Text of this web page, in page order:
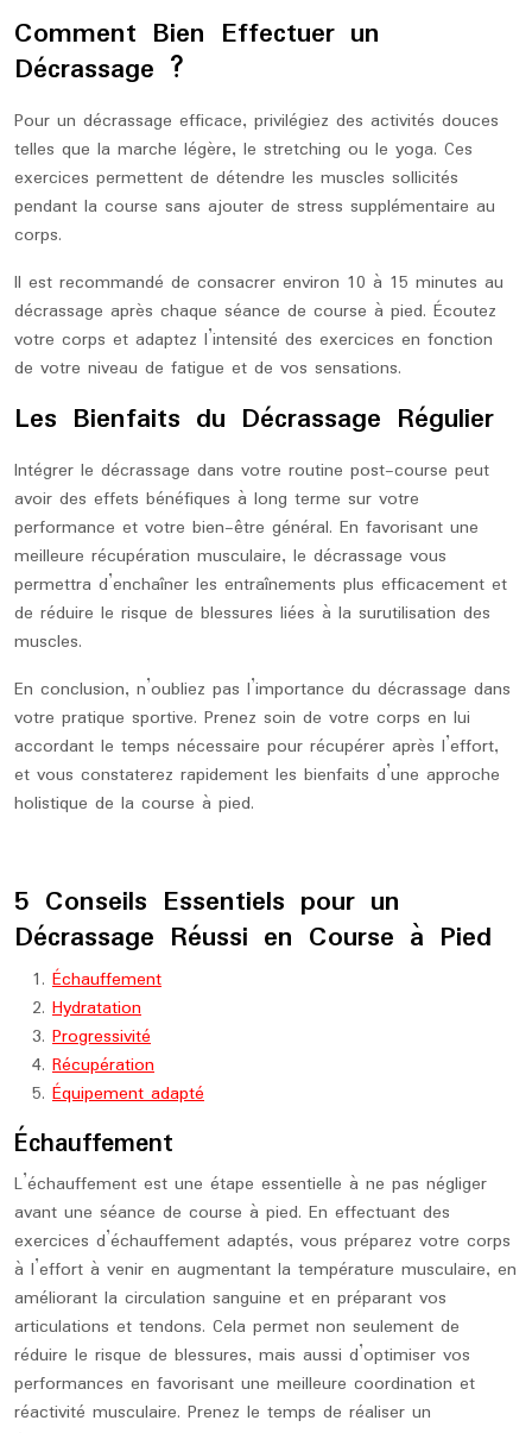
Comment Bien Effectuer un
Décrassage ?
Pour un décrassage efficace, privilégiez des activités douces
telles que la marche légère, le stretching ou le yoga. Ces
exercices permettent de détendre les muscles sollicités
pendant la course sans ajouter de stress supplémentaire au
corps.
Il est recommandé de consacrer environ 10 à 15 minutes au
décrassage après chaque séance de course à pied. Écoutez
votre corps et adaptez l’intensité des exercices en fonction
de votre niveau de fatigue et de vos sensations.
Les Bienfaits du Décrassage Régulier
Intégrer le décrassage dans votre routine post-course peut
avoir des effets bénéfiques à long terme sur votre
performance et votre bien-être général. En favorisant une
meilleure récupération musculaire, le décrassage vous
permettra d’enchaîner les entraînements plus efficacement et
de réduire le risque de blessures liées à la surutilisation des
muscles.
En conclusion, n’oubliez pas l’importance du décrassage dans
votre pratique sportive. Prenez soin de votre corps en lui
accordant le temps nécessaire pour récupérer après l’effort,
et vous constaterez rapidement les bienfaits d’une approche
holistique de la course à pied.
5 Conseils Essentiels pour un
Décrassage Réussi en Course à Pied
Échauffement
Hydratation
Progressivité
Récupération
Équipement adapté
Échauffement
L’échauffement est une étape essentielle à ne pas négliger
avant une séance de course à pied. En effectuant des
exercices d’échauffement adaptés, vous préparez votre corps
à l’effort à venir en augmentant la température musculaire, en
améliorant la circulation sanguine et en préparant vos
articulations et tendons. Cela permet non seulement de
réduire le risque de blessures, mais aussi d’optimiser vos
performances en favorisant une meilleure coordination et
réactivité musculaire. Prenez le temps de réaliser un